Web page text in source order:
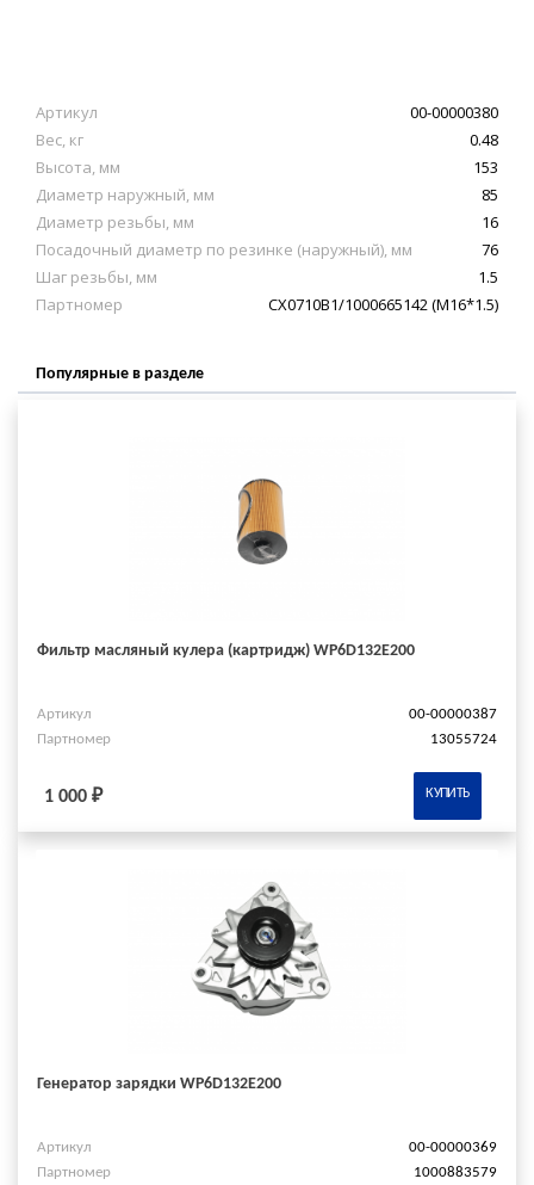
Артикул
00-00000380
Вес, кг
0.48
Высота, мм
153
Диаметр наружный, мм
85
Диаметр резьбы, мм
16
Посадочный диаметр по резинке (наружный), мм
76
Шаг резьбы, мм
1.5
Партномер
CX0710B1/1000665142 (M16*1.5)
Популярные в разделе
Фильтр масляный кулера (картридж) WP6D132E200
Артикул
00-00000387
Партномер
13055724
1 000 ₽ КУПИТЬ
Генератор зарядки WP6D132E200
Артикул
00-00000369
Партномер
1000883579